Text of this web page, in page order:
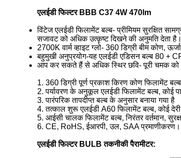
एलईडी फिल्टर BBB C37 4W 470lm
विंटेज एलईडी फिलामेंट बल्ब- प्रीमियम सुरक्षित
सजावट को अधिक उत्कृष्ट दिखने की अनुमति देता
2700K वार्म व्हाइट ग्लो- 360 डिग्री बीम कोण,
बहुमुखी अनुप्रयोग-यह एलईडी एडिसन बल्ब 80 +
आप कर सकते हैं से अधिक स्थिर छवि- पूरी चमक को
1. 360 डिग्री पूर्ण प्रकाश किरण कोण फिलामेंट बल्ब
2. पर्यावरण के अनुकूल एलईडी फिलामेंट बल्ब, कोई
3. पारंपरिक तापदीप्त बल्ब के अनुसार बनाया गया है
4. तत्काल शुरू एलईडी A60 फिलामेंट बल्ब, कोई
5. आईसी चालक फिलामेंट बल्ब, निरंतर वर्तमान,
6. CE, RoHS, ईआरपी, उल, SAA प्रमाणीकरण।
एलईडी फिल्टर BULB तकनीकी पैरामीटर: